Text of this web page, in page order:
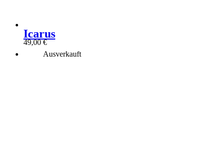
Icarus
49,00€
Ausverkauft